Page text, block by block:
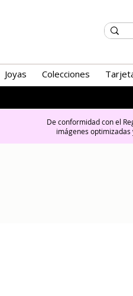
Joyas Colecciones
De conformidad con el
imágenes